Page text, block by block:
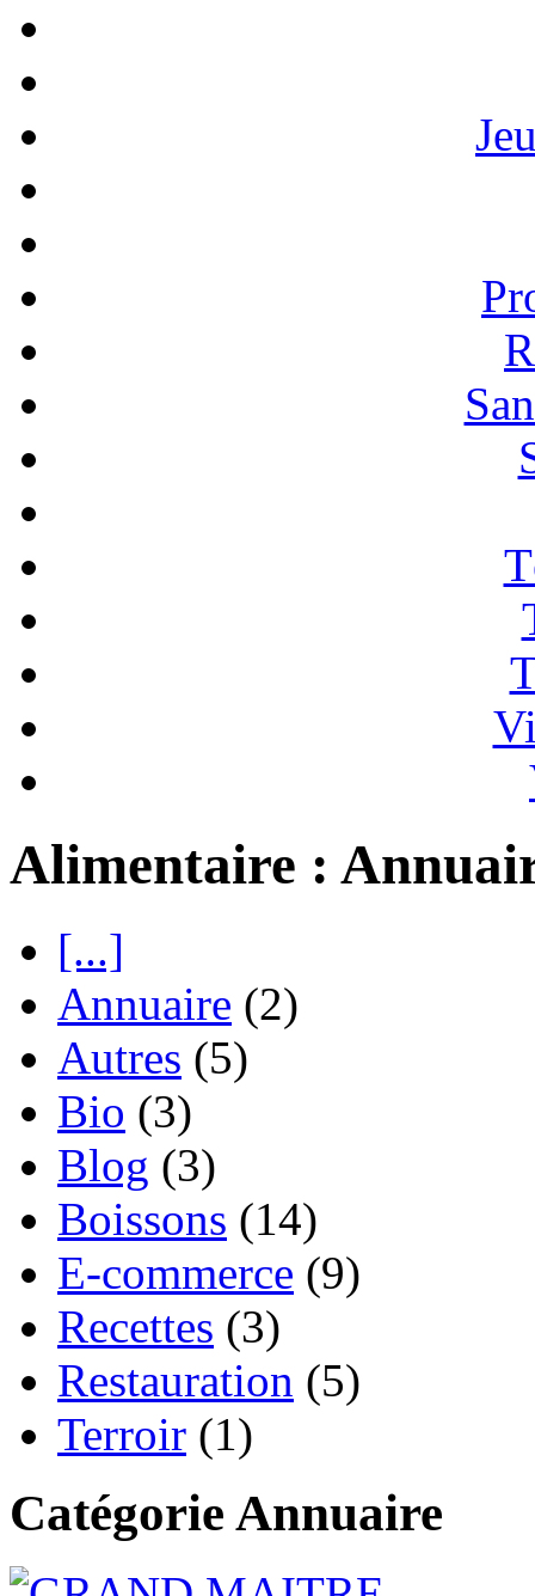
Alimentaire :
[...]
Annuaire (2)
Autres (5)
Bio (3)
Blog (3)
Boissons (14)
E-commerce (9)
Recettes (3)
Restauration (5)
Terroir (1)
Catégorie Annuaire